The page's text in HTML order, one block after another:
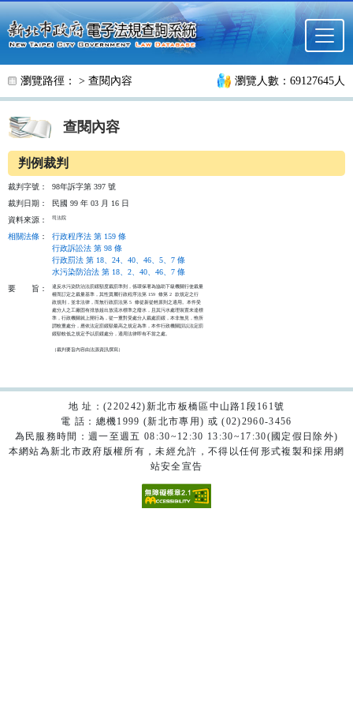
跳至主要內容
瀏覽路徑： > 查閱內容 瀏覽人數：69127645人
查閱內容
判例裁判
裁判字號：
98年訴字第 397 號
裁判日期：
民國 99 年 03 月 16 日
資料來源：
司法院
相關法條 ：
行政程序法 第 159 條
行政訴訟法 第 98 條
行政罰法 第 18、24、40、46、5、7 條
水污染防治法 第 18、2、40、46、7 條
要
旨：
違反水污染防治法罰鍰額度裁罰準則，係環保署為協助下級機關行使裁量
權而訂定之裁量基準，其性質屬行政程序法第 159  條第 2  款規定之行
政規則，並非法律，而無行政罰法第 5  條從新從輕原則之適用。本件受
處分人之工廠固有排放超出放流水標準之廢水，且其污水處理裝置未達標
準，行政機關就上開行為，從一重對受處分人裁處罰鍰，本非無見，惟所
謂較重處分，應依法定罰鍰額最高之規定為準，本件行政機關誤以法定罰
鍰額較低之規定予以罰鍰處分，適用法律即有不當之處。
（裁判要旨內容由法源資訊撰寫）
地 址：(220242)新北市板橋區中山路1段161號
電 話：總機1999 (新北市專用) 或 (02)2960-3456
為民服務時間：週一至週五 08:30~12:30 13:30~17:30(國定假日除外)
本網站為新北市政府版權所有，未經允許，不得以任何形式複製和採用網
站安全宣告